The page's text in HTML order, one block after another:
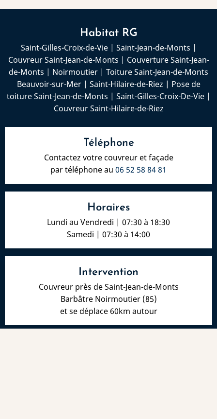
Habitat RG
Saint-Gilles-Croix-de-Vie| Saint-Jean-de-Monts |
Couvreur Saint-Jean-de-Monts | Couverture Saint-Jean-
de-Monts | Noirmoutier | Toiture Saint-Jean-de-Monts
Beauvoir-sur-Mer| Saint-Hilaire-de-Riez | Pose de
toiture Saint-Jean-de-Monts | Saint-Gilles-Croix-De-Vie|
Couvreur Saint-Hilaire-de-Riez
Téléphone
Contactez votre couvreur et façade
par téléphone au 06 52 58 84 81
Horaires
Lundi au Vendredi | 07:30 à 18:30
Samedi | 07:30 à 14:00
Intervention
Couvreur près de Saint-Jean-de-Monts
Barbâtre Noirmoutier (85)
et se déplace 60km autour